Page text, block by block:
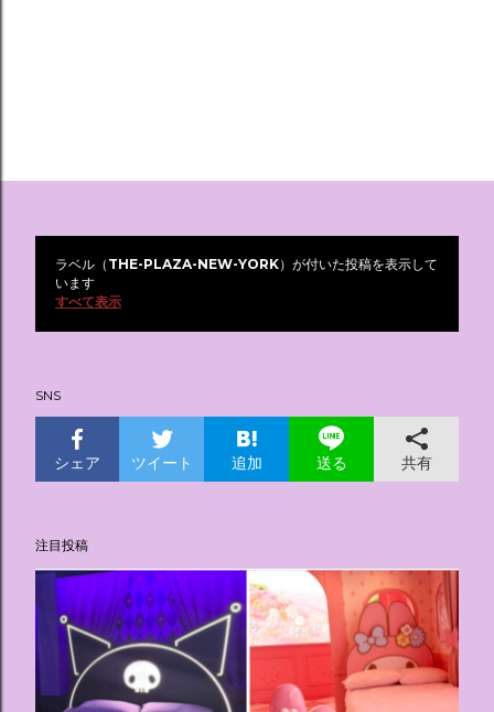
投
稿
ラベル（ THE-PLAZA-NEW-YORK）が付いた投稿を表示して
います
すべて表示
SNS
シェア ツイート 追加 送る 共有
注目投稿